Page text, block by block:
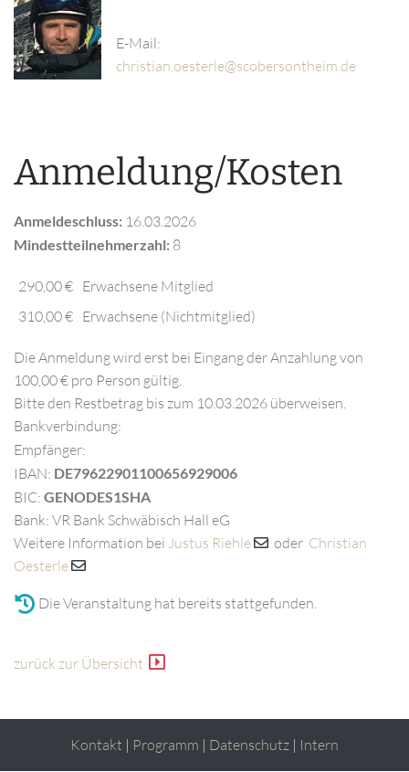
E-Mail:
Anmeldung/Kosten
Anmeldeschluss: 16.03.2026
Mindestteilnehmerzahl: 8
290,00 € Erwachsene Mitglied
310,00 € Erwachsene (Nichtmitglied)
Die Anmeldung wird erst bei Eingang der Anzahlung von
100,00 € pro Person gültig.
Bitte den Restbetrag bis zum 10.03.2026 überweisen.
Bankverbindung:
Empfänger:
IBAN: DE79622901100656929006
BIC: GENODES1SHA
Bank: VR Bank Schwäbisch Hall eG
Weitere Information bei Justus Riehle oder Christian
Oesterle
Die Veranstaltung hat bereits stattgefunden.
zurück zur Übersicht
Kontakt | Programm | Datenschutz | Intern